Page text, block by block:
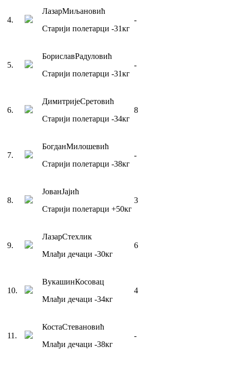
4.
ЛазарМиљановић
Старији полетарци -31кг
-
5.
БориславРадуловић
Старији полетарци -31кг
-
6.
ДимитријеСретовић
Старији полетарци -34кг
8
7.
БогданМилошевић
Старији полетарци -38кг
-
8.
ЈованЈајић
Старији полетарци +50кг
3
9.
ЛазарСтехлик
Млађи дечаци -30кг
6
10.
ВукашинКосовац
Млађи дечаци -34кг
4
11 .
КостаСтевановић
Млађи дечаци -38кг
-